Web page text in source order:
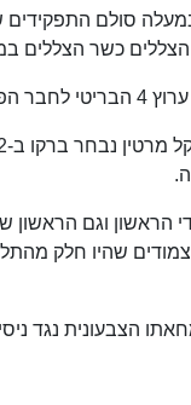
סולם התפקידים
כשר הצללים
הראשון וגם
שהיו חלק
במחאתו הצבעונית